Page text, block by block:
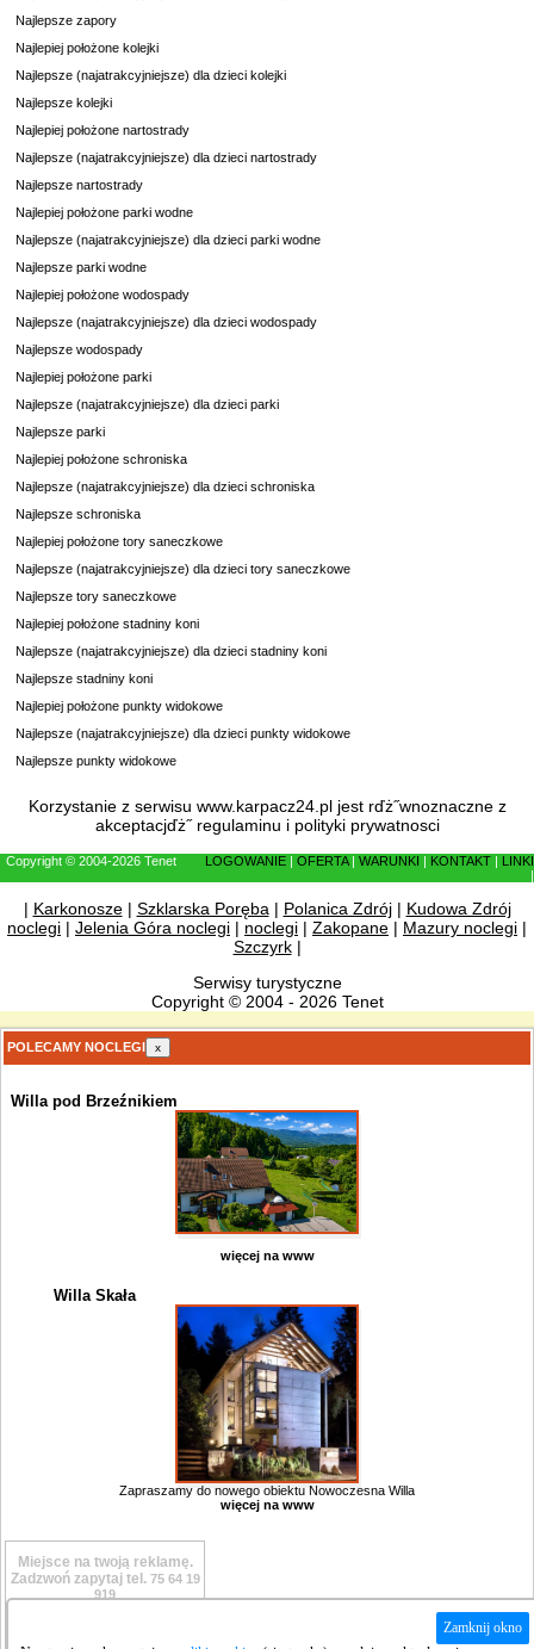
Najlepsze zapory
Najlepiej położone kolejki
Najlepsze (najatrakcyjniejsze) dla dzieci kolejki
Najlepsze kolejki
Najlepiej położone nartostrady
Najlepsze (najatrakcyjniejsze) dla dzieci nartostrady
Najlepsze nartostrady
Najlepiej położone parki wodne
Najlepsze (najatrakcyjniejsze) dla dzieci parki wodne
Najlepsze parki wodne
Najlepiej położone wodospady
Najlepsze (najatrakcyjniejsze) dla dzieci wodospady
Najlepsze wodospady
Najlepiej położone parki
Najlepsze (najatrakcyjniejsze) dla dzieci parki
Najlepsze parki
Najlepiej położone schroniska
Najlepsze (najatrakcyjniejsze) dla dzieci schroniska
Najlepsze schroniska
Najlepiej położone tory saneczkowe
Najlepsze (najatrakcyjniejsze) dla dzieci tory saneczkowe
Najlepsze tory saneczkowe
Najlepiej położone stadniny koni
Najlepsze (najatrakcyjniejsze) dla dzieci stadniny koni
Najlepsze stadniny koni
Najlepiej położone punkty widokowe
Najlepsze (najatrakcyjniejsze) dla dzieci punkty widokowe
Najlepsze punkty widokowe
Korzystanie z serwisu www.karpacz24.pl jest rďż˝wnoznaczne z
akceptacjďż˝ regulaminu i polityki prywatnosci
Copyright © 2004-2026 Tenet LOGOWANIE OFERTA| WARUNKI KONTAKT
LINKI
| Karkonosze| Szklarska Poręba| Polanica Zdrój| Kudowa Zdrój
noclegi | Jelenia Góra noclegi | noclegi | Zakopane | Mazury noclegi |
Szczyrk|
Serwisy turystyczne
Copyright © 2004 - 2026 Tenet
POLECAMY NOCLEGI x
Willa pod Brzeźnikiem
więcej na www
Willa Skała
Zapraszamy do nowego obiektu Nowoczesna Willa
więcej na www
Miejsce na twoją reklamę.
Zadzwoń zapytaj tel. 75 64 19
919
Zamknij okno